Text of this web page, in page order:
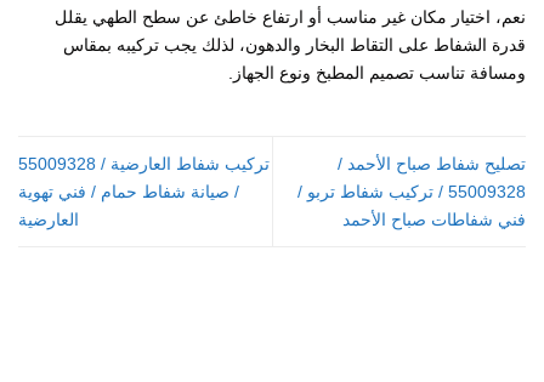
نعم، اختيار مكان غير مناسب أو ارتفاع خاطئ عن سطح الطهي يقلل
قدرة الشفاط على التقاط البخار والدهون، لذلك يجب تركيبه بمقاس
ومسافة تناسب تصميم المطبخ ونوع الجهاز.
تصليح شفاط صباح الأحمد /
55009328 / تركيب شفاط تربو /
فني شفاطات صباح الأحمد
تركيب شفاط العارضية / 55009328
/ صيانة شفاط حمام / فني تهوية
العارضية